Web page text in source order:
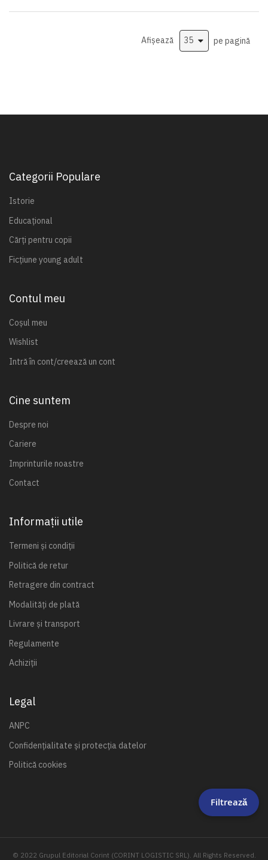
Afișează pe pagină
Categorii Populare
Istorie
Educațional
Cărți pentru copii
Ficțiune young adult
Contul meu
Coșul meu
Wishlist
Intră în cont/creează un cont
Cine suntem
Despre noi
Cariere
Imprinturile noastre
Contact
Informații utile
Termeni și condiții
Politică de retur
Retragere din contract
Modalități de plată
Livrare și transport
Regulamente
Achiziții
Legal
ANPC
Confidențialitate și protecția datelor
Politică cookies
© 2022 Grupul Editorial Corint (CORINT LOGISTIC SRL). All Rights Reserved.
Filtrează